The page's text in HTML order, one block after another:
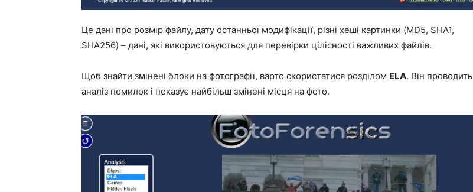
Це дані про розмір файлу, дату останньої модифікації, різні хеші картинки (MD5, SHA1,
SHA256) – дані, які використовуються для перевірки цілісності важливих файлів.
Щоб знайти змінені блоки на фотографії, варто скористатися розділом ELA. Він проводить
аналіз помилок і показує найбільш змінені місця на фото.